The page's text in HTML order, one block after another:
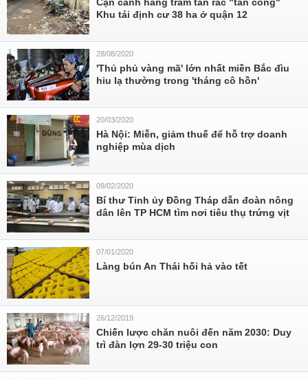
Khu tái định cư 38 ha ở quận 12
28/08/2020
'Thủ phủ vàng mã' lớn nhất miền Bắc đìu
hiu lạ thường trong 'tháng cô hồn'
20/03/2020
Hà Nội: Miễn, giảm thuế để hỗ trợ doanh
nghiệp mùa dịch
09/02/2020
Bí thư Tỉnh ủy Đồng Tháp dẫn đoàn nông
dân lên TP HCM tìm nơi tiêu thụ trứng vịt
07/01/2020
Làng bún An Thái hối hả vào tết
26/12/2019
Chiến lược chăn nuôi đến năm 2030: Duy
trì đàn lợn 29-30 triệu con